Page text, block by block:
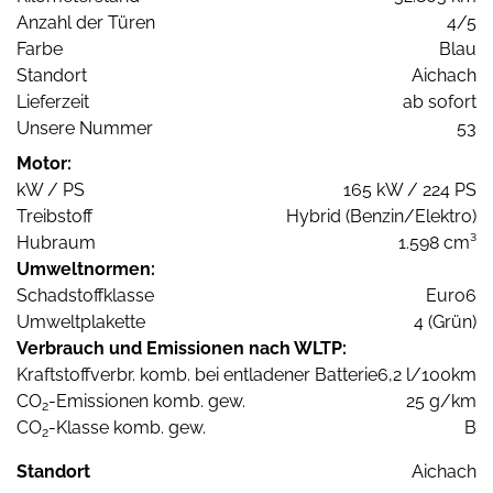
Anzahl der Türen
4/5
Farbe
Blau
Standort
Aichach
Lieferzeit
ab sofort
Unsere Nummer
53
Motor:
kW / PS
165 kW / 224 PS
Treibstoff
Hybrid (Benzin/Elektro)
Hubraum
1.598 cm³
Umweltnormen:
Schadstoffklasse
Euro6
Umweltplakette
4 (Grün)
Verbrauch und Emissionen nach WLTP:
Kraftstoffverbr. komb. bei entladener Batterie6,2 l/100km
CO2-Emissionen komb. gew.
25 g/km
CO2-Klasse komb. gew. B
Standort Aichach